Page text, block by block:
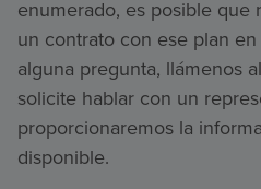
enumerado, es posible que
un contrato con ese plan
alguna pregunta, llámenos
solicite hablar con un
proporcionaremos la
disponible.